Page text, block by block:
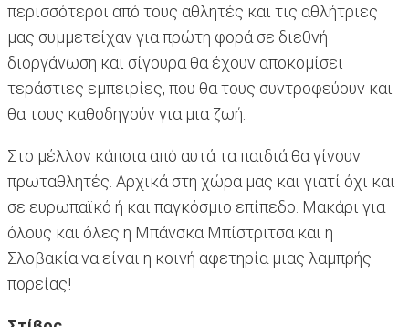
περισσότεροι από τους αθλητές και τις αθλήτριες
μας συμμετείχαν για πρώτη φορά σε διεθνή
διοργάνωση και σίγουρα θα έχουν αποκομίσει
τεράστιες εμπειρίες, που θα τους συντροφεύουν και
θα τους καθοδηγούν για μια ζωή.
Στο μέλλον κάποια από αυτά τα παιδιά θα γίνουν
πρωταθλητές. Αρχικά στη χώρα μας και γιατί όχι και
σε ευρωπαϊκό ή και παγκόσμιο επίπεδο. Μακάρι για
όλους και όλες η Μπάνσκα Μπίστριτσα και η
Σλοβακία να είναι η κοινή αφετηρία μιας λαμπρής
πορείας!